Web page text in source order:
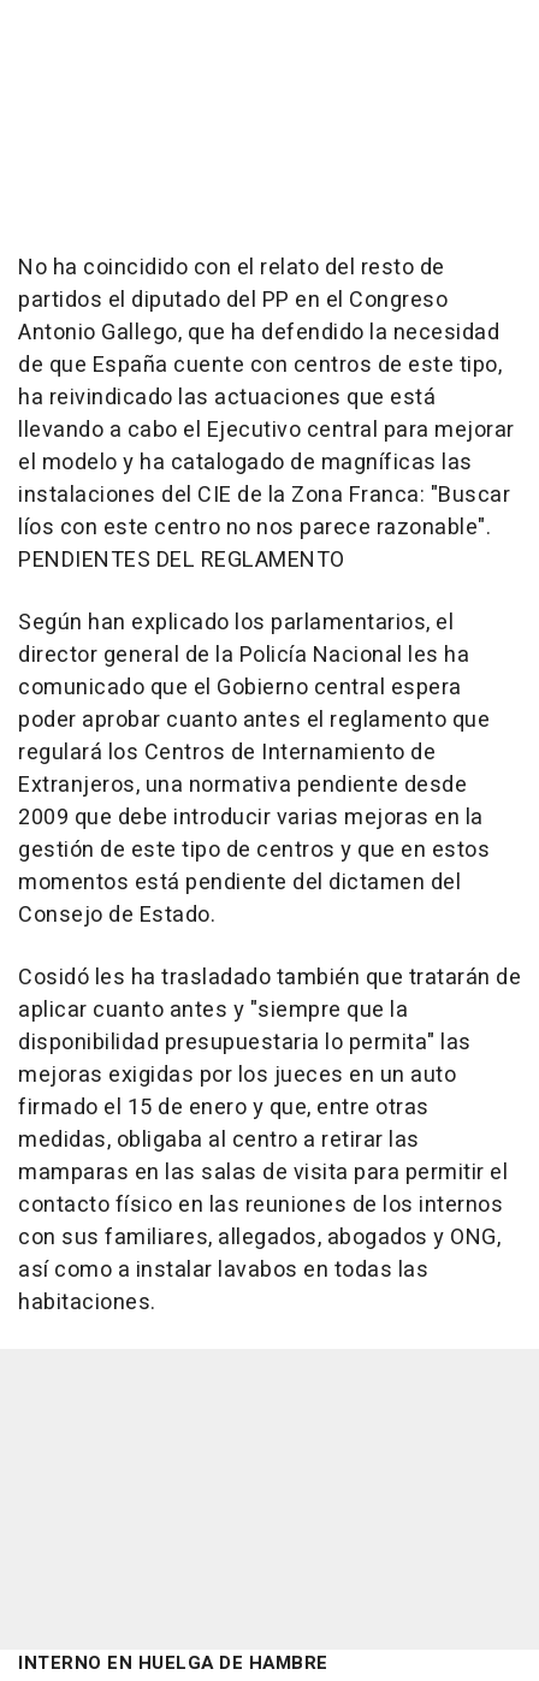
No ha coincidido con el relato del resto de
partidos el diputado del PP en el Congreso
Antonio Gallego, que ha defendido la necesidad
de que España cuente con centros de este tipo,
ha reivindicado las actuaciones que está
llevando a cabo el Ejecutivo central para mejorar
el modelo y ha catalogado de magníficas las
instalaciones del CIE de la Zona Franca: "Buscar
líos con este centro no nos parece razonable".
PENDIENTES DEL REGLAMENTO
Según han explicado los parlamentarios, el
director general de la Policía Nacional les ha
comunicado que el Gobierno central espera
poder aprobar cuanto antes el reglamento que
regulará los Centros de Internamiento de
Extranjeros, una normativa pendiente desde
2009 que debe introducir varias mejoras en la
gestión de este tipo de centros y que en estos
momentos está pendiente del dictamen del
Consejo de Estado.
Cosidó les ha trasladado también que tratarán de
aplicar cuanto antes y "siempre que la
disponibilidad presupuestaria lo permita" las
mejoras exigidas por los jueces en un auto
firmado el 15 de enero y que, entre otras
medidas, obligaba al centro a retirar las
mamparas en las salas de visita para permitir el
contacto físico en las reuniones de los internos
con sus familiares, allegados, abogados y ONG,
así como a instalar lavabos en todas las
habitaciones.
INTERNO EN HUELGA DE HAMBRE